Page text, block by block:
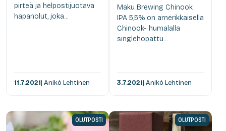
pirteä ja helpostijuotava
hapanolut, joka...
11.7.2021| Anikó Lehtinen
Maku Brewing Chinook
IPA 5,5% on amerikkaisella
Chinook- humalalla
singlehopattu...
3.7.2021| Anikó Lehtinen
OLUTPOSTI OLUTPOSTI